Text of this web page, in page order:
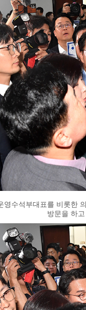
영수석부대표를 비롯한
방문을 하